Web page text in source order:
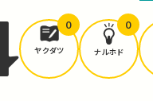
ヤクダツ
0
ナルホド
0